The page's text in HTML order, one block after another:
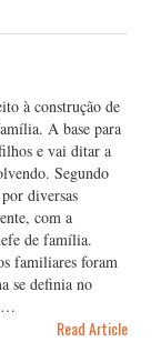
à construção de
A base para
e vai ditar a
Segundo
diversas
com a
de família.
familiares foram
se definia no
…
Read Article